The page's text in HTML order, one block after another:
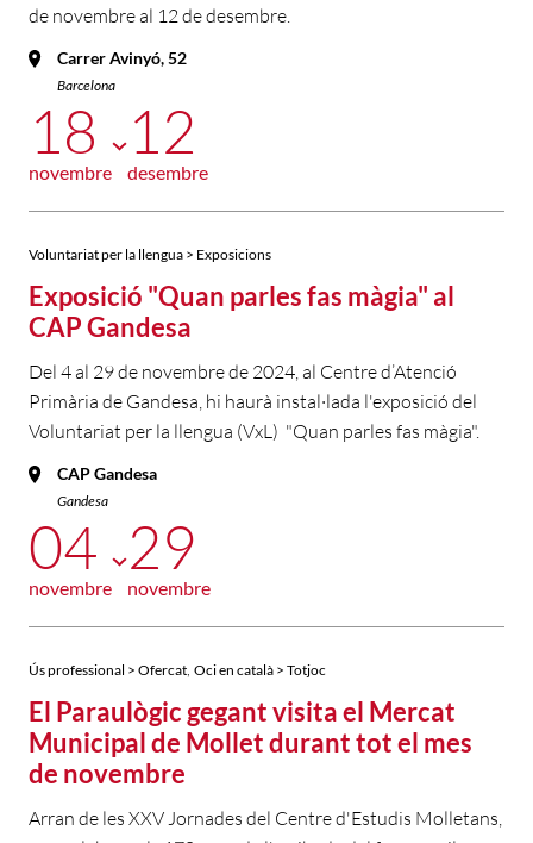
de novembre al 12 de desembre.
Carrer Avinyó, 52
Barcelona
18
novembre
12
desembre
Voluntariat per la llengua > Exposicions
Exposició "Quan parles fas màgia" al
CAP Gandesa
Del 4 al 29 de novembre de 2024, al Centre d’Atenció
Primària de Gandesa, hi haurà instal·lada l'exposició del
Voluntariat per la llengua (VxL) "Quan parles fas màgia".
CAP Gandesa
Gandesa
04
novembre
29
novembre
Ús professional > Ofercat Oci en català > Totjoc
El Paraulògic gegant visita el Mercat
Municipal de Mollet durant tot el mes
de novembre
Arran de les XXV Jornades del Centre d'Estudis Molletans,